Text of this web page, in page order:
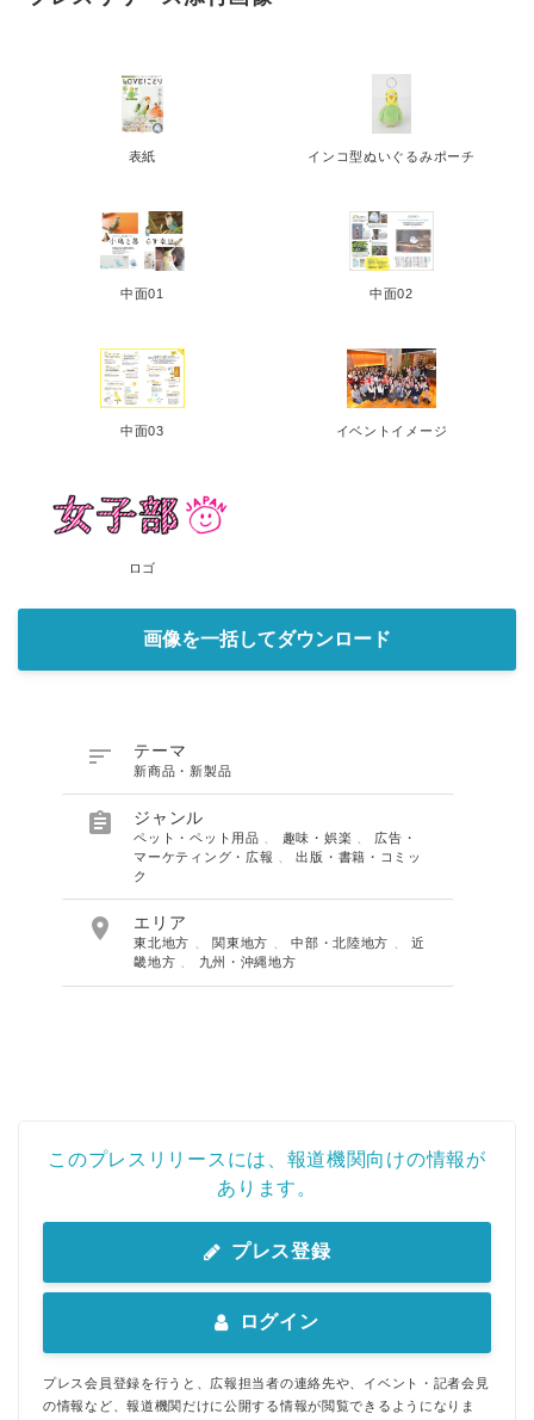
表紙 インコ型ぬいぐるみポーチ
中面01 中面02
中面03 イベントイメージ
ロゴ
画像を一括してダウンロード
 テーマ
新商品・新製品
 ジャンル
ペット・ペット用品 趣味・娯楽
広告・
マーケティング・広報
、出版・書籍・コミッ
ク
 エリア
東北地方 、関東地方 、中部・北陸地方 、近
畿地方
九州・沖縄地方
このプレスリリースには、報道機関向けの情報が
あります。
プレス登録
ログイン
プレス会員登録を行うと、広報担当者の連絡先や、イベント・記者会見
の情報など、報道機関だけに公開する情報が閲覧できるようになりま